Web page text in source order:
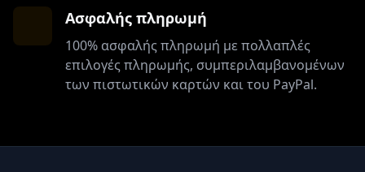
Ασφαλής πληρωμή
100% ασφαλής πληρωμή με πολλαπλές
επιλογές πληρωμής, συμπεριλαμβανομένων
των πιστωτικών καρτών και του PayPal.